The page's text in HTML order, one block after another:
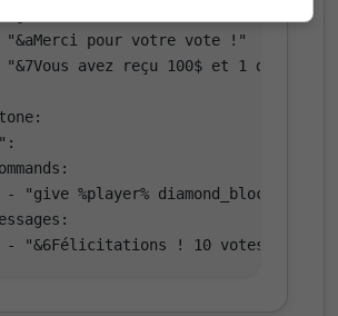
"&aMerci pour votre vote !"
"&7Vous avez reçu 100$ et 1 diamant"
- "give %player% diamond_block 1"
- "&6Félicitations ! 10 votes